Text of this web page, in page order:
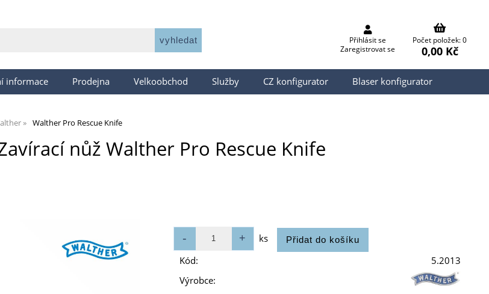
Přihlásit se
Zaregistrovat se
Počet položek: 0
0,00 Kč
informace Prodejna Velkoobchod Služby CZ konfigurator Blaser konfigurator
Walther Pro Rescue Knife
nůž Walther Pro Rescue Knife
ks
Kód:
5.2013
Výrobce: